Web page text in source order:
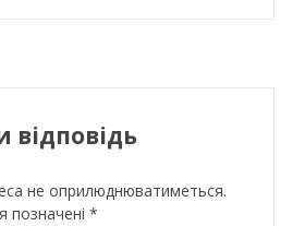
не оприлюднюватиметься.
позначені *